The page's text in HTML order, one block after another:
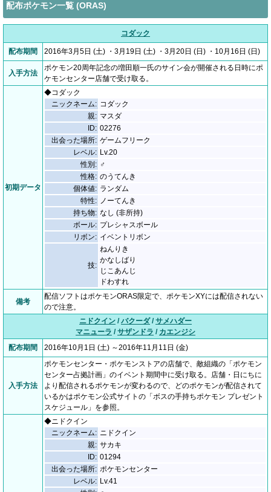
配布ポケモン一覧 (ORAS)
コダック
配布期間 2016年3月5日 (土) ・3月19日 (土) ・3月20日 (日) ・10月16日 (日)
入手方法
ポケモン20周年記念の増田順一氏のサイン会が開催される日時にポ
ケモンセンター店舗で受け取る。
初期データ
◆コダック
ニックネーム: コダック
親: マスダ
ID: 02276
出会った場所: ゲームフリーク
レベル: Lv.20
性別: ♂
性格: のうてんき
個体値: ランダム
特性: ノーてんき
持ち物: なし (非所持)
ボール: プレシャスボール
リボン: イベントリボン
技:
ねんりき
かなしばり
じこあんじ
ドわすれ
備考
配信ソフトはポケモンORAS限定で、ポケモンXYには配信されない
ので注意。
ニドクイン / バクーダ/ サメハダー
マニューラ / サザンドラ / カエンジシ
配布期間
2016年10月1日 (土) ～2016年11月11日 (金)
入手方法
ポケモンセンター・ポケモンストアの店舗で、敵組織の「ポケモン
センター占拠計画」のイベント期間中に受け取る。店舗・日にちに
より配信されるポケモンが変わるので、どのポケモンが配信されて
いるかはポケモン公式サイトの「ボスの手持ちポケモン プレゼント
スケジュール」を参照。
◆ニドクイン
ニックネーム: ニドクイン
親: サカキ
ID: 01294
出会った場所: ポケモンセンター
レベル: Lv.41